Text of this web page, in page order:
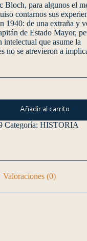
Bloch, para algunos el
contarnos sus
1940: de una extraña y
de Estado Mayor,
que asume la
no se atrevieron a
Añadir al carrito
Categoría: HISTORIA
Valoraciones (0)